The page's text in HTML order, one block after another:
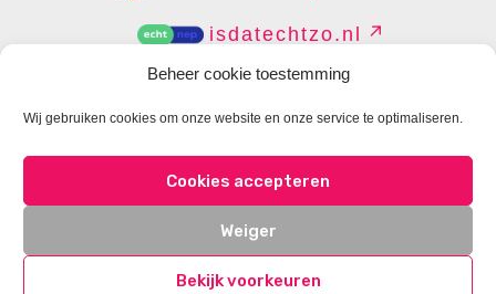
Beheer cookie toestemming
Wij gebruiken cookies om onze website en onze service te optimaliseren.
Cookies accepteren
Weiger
Bekijk voorkeuren
isdatechtzo.nl
DISCLAIMER PRIVACY
CONTACT
COOKIES BEHEREN